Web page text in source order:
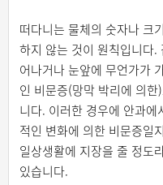
떠다니는 물체의 숫자나 크
하지 않는 것이 원칙입니다
어나거나 눈앞에 무언가가
인 비문증(망막 박리에 의
니다. 이러한 경우에 안과
적인 변화에 의한 비문증일
일상생활에 지장을 줄 정도
있습니다.